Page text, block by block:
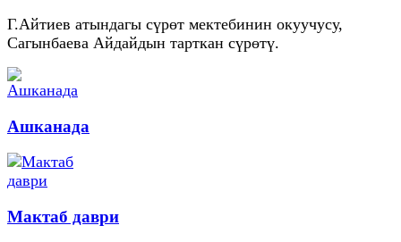
Г.Айтиев атындагы сүрөт мектебинин окуучусу,
Сагынбаева Айдайдын тарткан сүрөтү.
Ашканада
Мактаб даври